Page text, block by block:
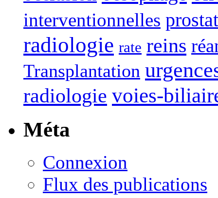
interventionnelles
radiologie rate reins
Transplantation
radiologie voies-
Méta
Connexion
Flux des publications